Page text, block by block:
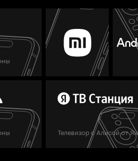
Телевизор с Алисой от